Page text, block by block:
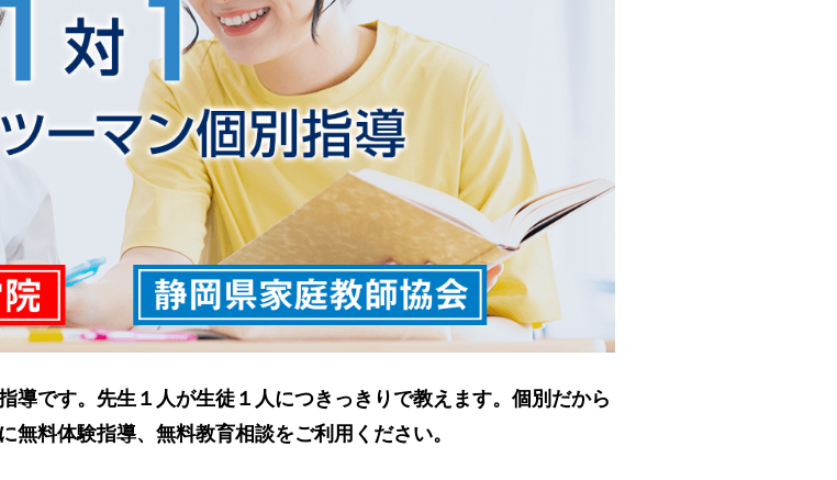
導です。先生１人が生徒１人につきっきりで教えます。個別だから
料体験指導、無料教育相談をご利用ください。